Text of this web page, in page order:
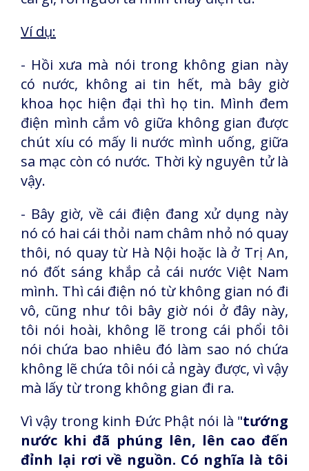
Ví dụ:
- Hồi xưa mà nói trong không gian này
có nước, không ai tin hết, mà bây giờ
khoa học hiện đại thì họ tin. Mình đem
điện mình cắm vô giữa không gian được
chút xíu có mấy li nước mình uống, giữa
sa mạc còn có nước. Thời kỳ nguyên tử là
vậy.
- Bây giờ, về cái điện đang xử dụng này
nó có hai cái thỏi nam châm nhỏ nó quay
thôi, nó quay từ Hà Nội hoặc là ở Trị An,
nó đốt sáng khắp cả cái nước Việt Nam
mình. Thì cái điện nó từ không gian nó đi
vô, cũng như tôi bây giờ nói ở đây này,
tôi nói hoài, không lẽ trong cái phổi tôi
nói chứa bao nhiêu đó làm sao nó chứa
không lẽ chứa tôi nói cả ngày được, vì vậy
mà lấy từ trong không gian đi ra.
Vì vậy trong kinh Đức Phật nói là "tướng
nước khi đã phúng lên, lên cao đến
đỉnh lại rơi về nguồn. Có nghĩa là tôi